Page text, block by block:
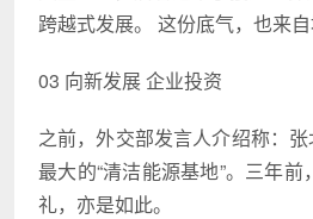
跨越式发展。 这份底气，也来
03 向新发展 企业投资
之前，外交部发言人介绍称：
最大的“清洁能源基地”。三年
礼，亦是如此。